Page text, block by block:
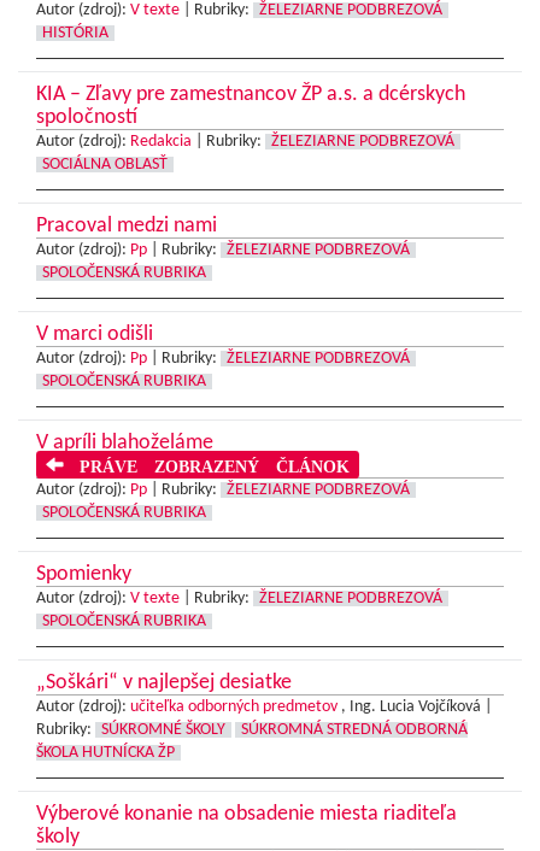
Autor (zdroj): V texte Rubriky:
ŽELEZIARNE PODBREZOVÁ
HISTÓRIA
KIA – Zľavy pre zamestnancov ŽP a.s. a dcérskych
spoločností
Autor (zdroj): Redakcia Rubriky:
ŽELEZIARNE PODBREZOVÁ
SOCIÁLNA OBLASŤ
Pracoval medzi nami
Autor (zdroj): Pp Rubriky:
ŽELEZIARNE PODBREZOVÁ
SPOLOČENSKÁ RUBRIKA
V marci odišli
Autor (zdroj): Pp Rubriky:
ŽELEZIARNE PODBREZOVÁ
SPOLOČENSKÁ RUBRIKA
V apríli blahoželáme
PRÁVE ZOBRAZENÝ ČLÁNOK
Autor (zdroj): Pp Rubriky:
ŽELEZIARNE PODBREZOVÁ
SPOLOČENSKÁ RUBRIKA
Spomienky
Autor (zdroj): V texte Rubriky:
ŽELEZIARNE PODBREZOVÁ
SPOLOČENSKÁ RUBRIKA
„Soškári“ v najlepšej desiatke
Autor (zdroj): učiteľka odborných predmetov , Ing. Lucia Vojčíková |
Rubriky:
SÚKROMNÉ ŠKOLY
SÚKROMNÁ STREDNÁ ODBORNÁ
ŠKOLA HUTNÍCKA ŽP
Výberové konanie na obsadenie miesta riaditeľa
školy